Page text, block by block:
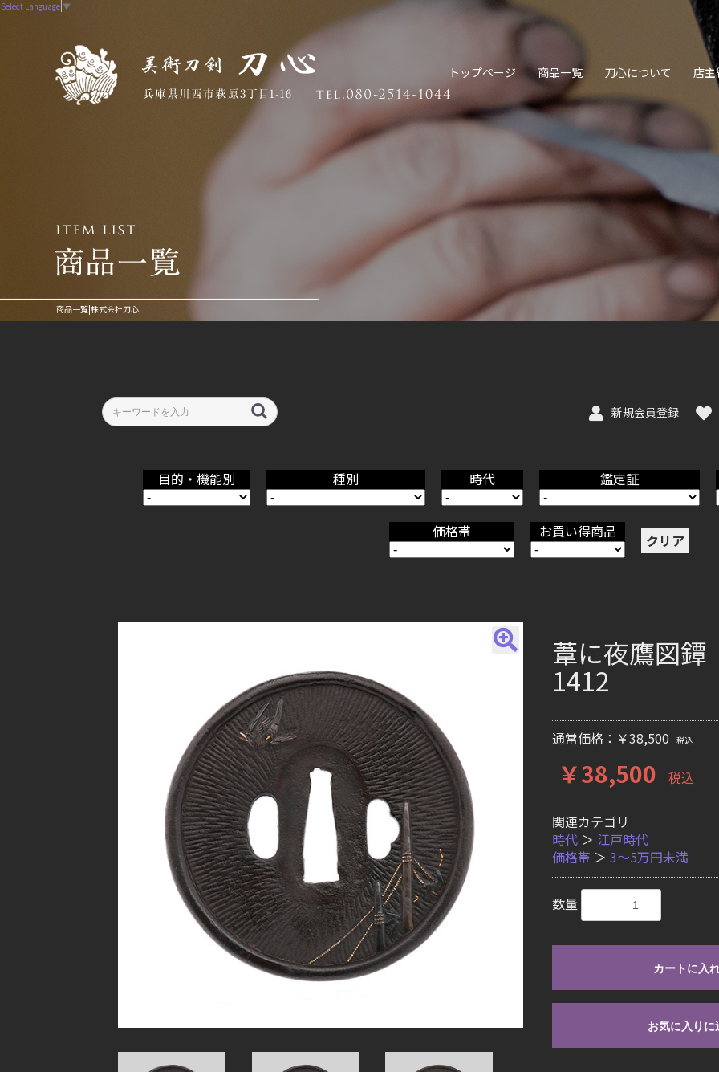
Select Language ▼
商品一覧|株式会社刀心
トップページ 商品一覧 刀心について 店主
新規会員登録
目的・機能別 種別 時代 鑑定証
価格帯 お買い得商品 クリア
葦に夜鷹図
1412
通常価格：￥38,500 税込
￥38,500 税込
関連カテゴリ
時代 ＞ 江戸時代
価格帯 ＞ 3〜5万円未満
数量
カートに入
お気に入りに